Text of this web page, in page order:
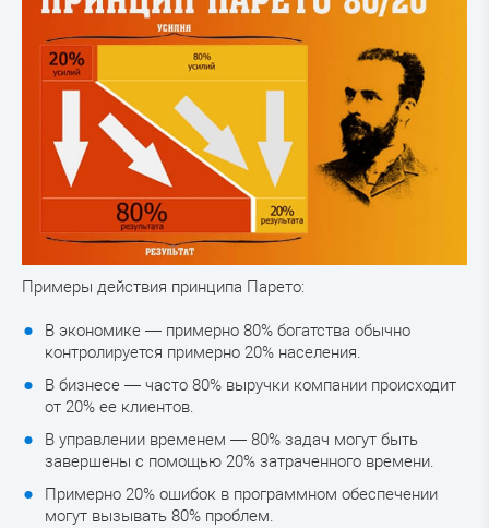
Примеры действия принципа Парето:
В экономике — примерно 80% богатства обычно
контролируется примерно 20% населения.
В бизнесе — часто 80% выручки компании происходит
от 20% ее клиентов.
В управлении временем — 80% задач могут быть
завершены с помощью 20% затраченного времени.
Примерно 20% ошибок в программном обеспечении
могут вызывать 80% проблем.